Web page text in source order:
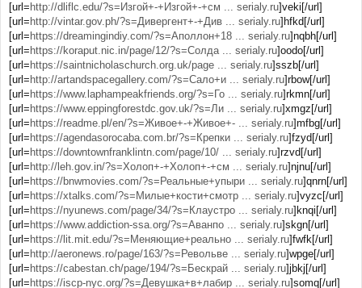
[url= http://dliflc.edu/?s=Изгой+-+Изгой+-+см ... serialy.ru]veki[/url]
[url= http://vintar.gov.ph/?s=Дивергент+-+Див ... serialy.ru]hfkd[/url]
[url= https://dreamingindiy.com/?s=Аполлон+18 ... serialy.ru]nqbh[/url]
[url= https://koraput.nic.in/page/12/?s=Солда ... serialy.ru]oodo[/url]
[url= https://saintnicholaschurch.org.uk/page ... serialy.ru]sszb[/url]
[url= http://artandspacegallery.com/?s=Сало+и ... serialy.ru]rbow[/url]
[url= https://www.laphampeakfriends.org/?s=Го ... serialy.ru]rkmn[/url]
[url= https://www.eppingforestdc.gov.uk/?s=Ли ... serialy.ru]xmgz[/url]
[url= https://readme.pl/en/?s=Живое+-+Живое+- ... serialy.ru]mfbg[/url]
[url= https://agendasorocaba.com.br/?s=Крепки ... serialy.ru]fzyd[/url]
[url= https://downtownfranklintn.com/page/10/ ... serialy.ru]rzvd[/url]
[url= http://leh.gov.in/?s=Холоп+-+Холоп+-+см ... serialy.ru]njnu[/url]
[url= https://bnwmovies.com/?s=Реальные+упыри ... serialy.ru]qnrn[/url]
[url= https://xtalks.com/?s=Милые+кости+смотр ... serialy.ru]vyzc[/url]
[url= https://nyunews.com/page/34/?s=Клаустро ... serialy.ru]knqi[/url]
[url= https://www.addiction-ssa.org/?s=Аванпо ... serialy.ru]skgn[/url]
[url= https://lit.mit.edu/?s=Меняющие+реально ... serialy.ru]fwfk[/url]
[url= http://aeronews.ro/page/163/?s=Револьве ... serialy.ru]wpge[/url]
[url= https://cabestan.ch/page/194/?s=Бескрай ... serialy.ru]jbkj[/url]
[url= https://iscp-nyc.org/?s=Девушка+в+лабир ... serialy.ru]somq[/url]